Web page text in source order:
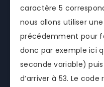
caractère 5
nous allons utiliser
précédemment pour
donc par exemple ici
seconde variable)
d’arriver à 53. Le